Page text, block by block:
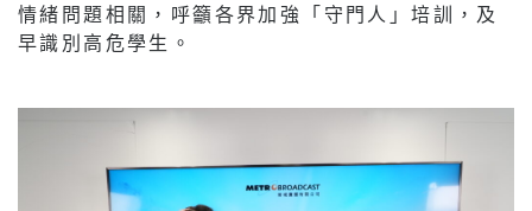
情緒問題相關，呼籲各界加強「守門人」培訓，及
早識別高危學生。